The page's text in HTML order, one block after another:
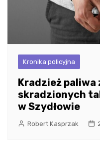
Kronika policyjna
Kradzież
skradzionych
w Szydłowie
Robert Kasprzak